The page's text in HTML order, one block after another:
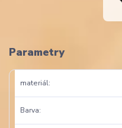
Parametry
materiál
Barva